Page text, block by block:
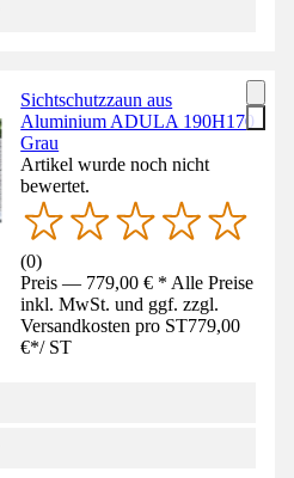
Sichtschutzzaun aus
Aluminium ADULA 190H170
Grau
Artikel wurde noch nicht
bewertet.
(0)
Preis — 779,00 € * Alle Preise
inkl. MwSt. und ggf. zzgl.
Versandkosten pro ST779,00
€*/ ST